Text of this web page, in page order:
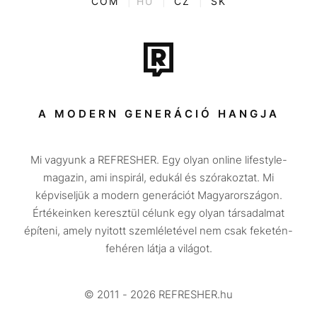
Tech-Tudomány
Sport
Társadalom
Utazás
Életmód
Design
Beszélgetések
Videó
A MODERN GENERÁCIÓ HANGJA
Mi vagyunk a REFRESHER. Egy olyan online lifestyle-
magazin, ami inspirál, edukál és szórakoztat. Mi
képviseljük a modern generációt Magyarországon.
Értékeinken keresztül célunk egy olyan társadalmat
építeni, amely nyitott szemléletével nem csak feketén-
fehéren látja a világot.
© 2011 - 2026 REFRESHER.hu